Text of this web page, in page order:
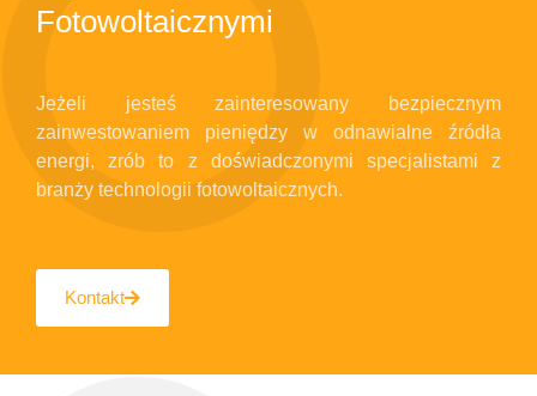
Fotowoltaicznymi
Jeżeli jesteś zainteresowany bezpiecznym
zainwestowaniem pieniędzy w odnawialne źródła
energi, zrób to z doświadczonymi specjalistami z
branży technologii fotowoltaicznych.
Kontakt